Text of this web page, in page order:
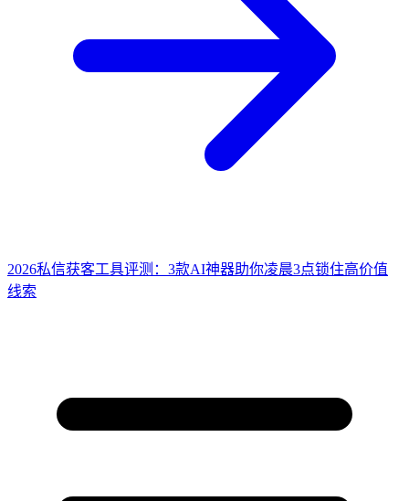
2026私信获客工具评测：3款AI神器助你凌晨3点锁住高价值
线索